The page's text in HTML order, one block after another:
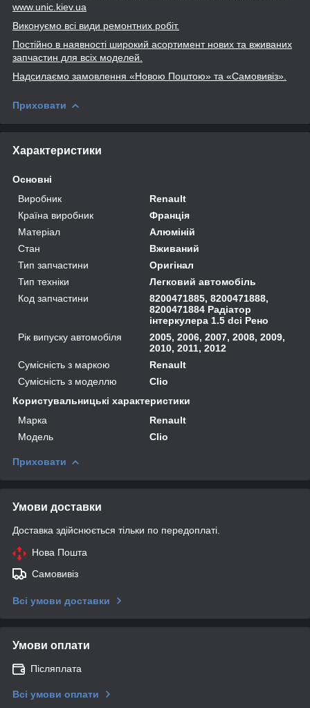
www.unic .kiev.ua
Виконуємо всі види ремонтних робіт.
Постійно в наявності широкий асортимент нових та вживаних
запчастин для всіх моделей.
Надсилаємо замовлення «Новою Поштою» та «Самовивіз».
Приховати
Характеристики
Основні
Виробник
Renault
Країна виробник
Франція
Матеріал
Алюміній
Стан
Вживаний
Тип запчастини
Оригінал
Тип техніки
Легковий автомобіль
Код запчастини
8200471885, 8200471888,
8200471884 Радіатор
інтеркулера 1.5 dсi Рено
Рік випуску автомобіля
2005, 2006, 2007, 2008, 2009,
2010, 2011, 2012
Сумісність з маркою
Renault
Сумісність з моделлю
Clio
Користувальницькі характеристики
Марка
Renault
Модель
Clio
Приховати
Умови доставки
Доставка здійснюється тільки по передоплаті.
Нова Пошта
Самовивіз
Всі умови доставки
Умови оплати
Післяплата
Всі умови оплати